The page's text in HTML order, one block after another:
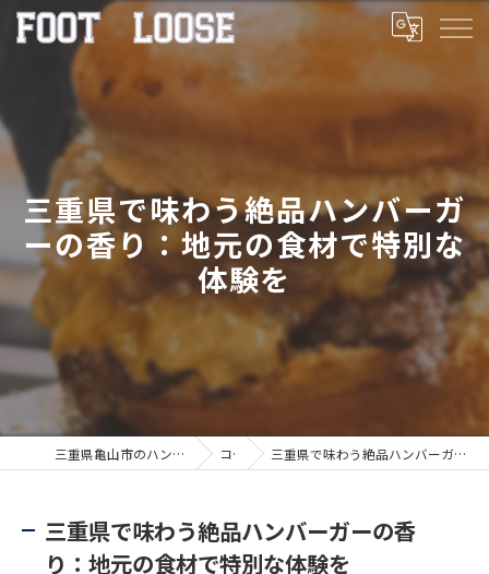
三重県で味わう絶品ハンバーガ
ーの香り：地元の食材で特別な
体験を
三重県亀山市のハンバーガーならFOOT LOOSE コラム 三重県で味わう絶品ハンバーガーの香り：地元の食材で特別な体験を
三重県で味わう絶品ハンバーガーの香
り：地元の食材で特別な体験を